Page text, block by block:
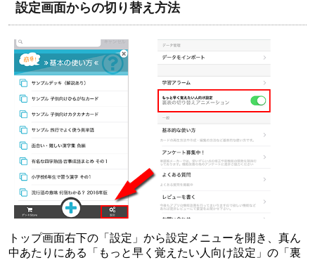
設定画面からの切り替え方法
トップ画面右下の「設定」から設定メニューを開き、真ん
中あたりにある「もっと早く覚えたい人向け設定」の「裏